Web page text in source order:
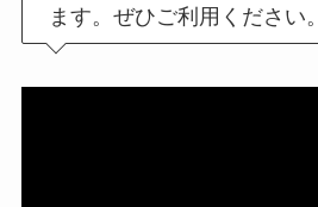
ます。ぜひご利用ください。